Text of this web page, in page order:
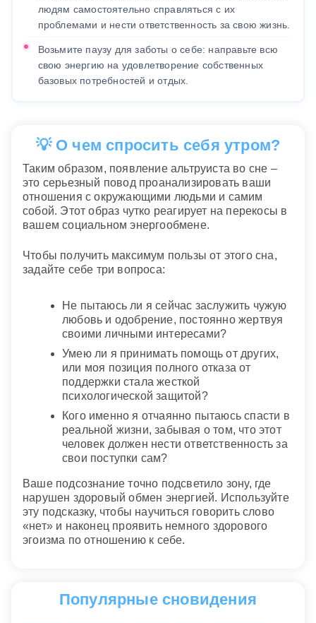
людям самостоятельно справляться с их
проблемами и нести ответственность за свою жизнь.
Возьмите паузу для заботы о себе: направьте всю
свою энергию на удовлетворение собственных
базовых потребностей и отдых.
💡 О чем спросить себя утром?
Таким образом, появление альтруиста во сне –
это серьезный повод проанализировать ваши
отношения с окружающими людьми и самим
собой. Этот образ чутко реагирует на перекосы в
вашем социальном энергообмене.
Чтобы получить максимум пользы от этого сна,
задайте себе три вопроса:
Не пытаюсь ли я сейчас заслужить чужую
любовь и одобрение, постоянно жертвуя
своими личными интересами?
Умею ли я принимать помощь от других,
или моя позиция полного отказа от
поддержки стала жесткой
психологической защитой?
Кого именно я отчаянно пытаюсь спасти в
реальной жизни, забывая о том, что этот
человек должен нести ответственность за
свои поступки сам?
Ваше подсознание точно подсветило зону, где
нарушен здоровый обмен энергией. Используйте
эту подсказку, чтобы научиться говорить слово
«нет» и наконец проявить немного здорового
эгоизма по отношению к себе.
Популярные сновидения